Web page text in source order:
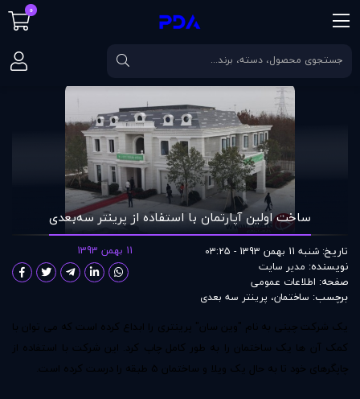
صفحه اصلی مقالات ساخت اولین آپارتمان با استفاده از پرینتر سه‌بعدی
ساخت اولین آپارتمان با استفاده از پرینتر سه‌بعدی
تاریخ: شنبه 11 بهمن 1393 - 03:25
نویسنده: مدير سايت
صفحه: اطلاعات عمومی
برچسب: ساختمان، پرینتر سه بعدی
11 بهمن 1393
یک شرکت چینی به نام "وین سان" پرینتری را ابداع کرده است که می توان با
کمک آن ها یک ساختمان را به طور کامل چاپ کرد. این شرکت با استفاده از
چاپگرهای خود تا به حال یک ویلا و ساختمان 5 طبقه را درست کرده است.
0